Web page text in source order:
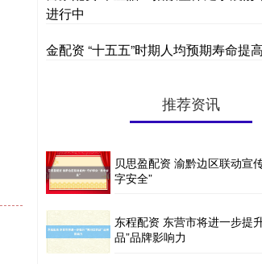
进行中
金配资 “十五五”时期人均预期寿命提
推荐资讯
贝思盈配资 渝黔边区联动宣
字安全”
东程配资 东营市将进一步提
品”品牌影响力